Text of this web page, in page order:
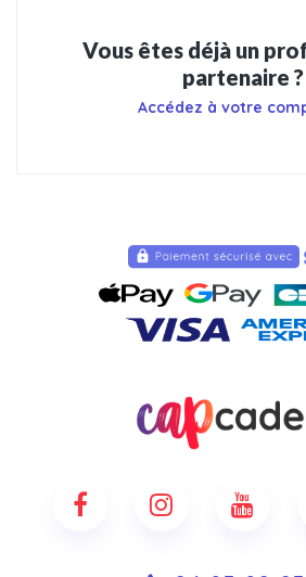
Vous êtes déjà un
partenaire ?
Accédez à votre